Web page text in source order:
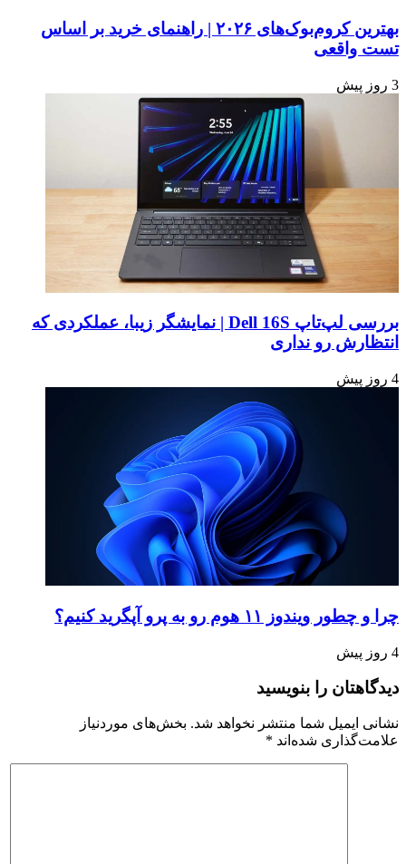
بهترین کروم‌بوک‌های ۲۰۲۶ | راهنمای خرید بر اساس
تست واقعی
3 روز پیش
بررسی لپ‌تاپ Dell 16S | نمایشگر زیبا، عملکردی که
انتظارش رو نداری
4 روز پیش
چرا و چطور ویندوز ۱۱ هوم رو به پرو آپگرید کنیم؟
4 روز پیش
دیدگاهتان را بنویسید
نشانی ایمیل شما منتشر نخواهد شد. بخش‌های موردنیاز
علامت‌گذاری شده‌اند *